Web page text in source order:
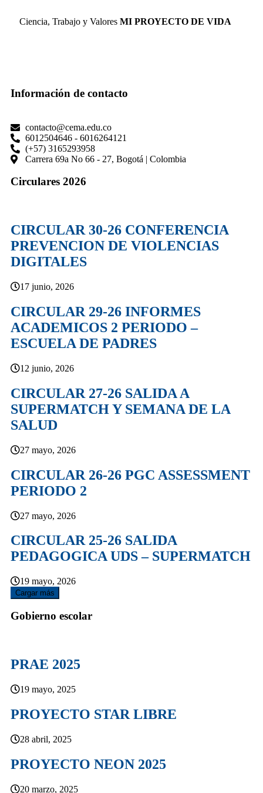
Ciencia, Trabajo y Valores MI PROYECTO DE VIDA
Información de contacto
contacto@cema.edu.co
6012504646 - 6016264121
(+57) 3165293958
Carrera 69a No 66 - 27, Bogotá | Colombia
Circulares 2026
CIRCULAR 30-26 CONFERENCIA
PREVENCION DE VIOLENCIAS
DIGITALES
17 junio, 2026
CIRCULAR 29-26 INFORMES
ACADEMICOS 2 PERIODO –
ESCUELA DE PADRES
12 junio, 2026
CIRCULAR 27-26 SALIDA A
SUPERMATCH Y SEMANA DE LA
SALUD
27 mayo, 2026
CIRCULAR 26-26 PGC ASSESSMENT
PERIODO 2
27 mayo, 2026
CIRCULAR 25-26 SALIDA
PEDAGOGICA UDS – SUPERMATCH
19 mayo, 2026
Cargar más
Gobierno escolar
PRAE 2025
19 mayo, 2025
PROYECTO STAR LIBRE
28 abril, 2025
PROYECTO NEON 2025
20 marzo, 2025